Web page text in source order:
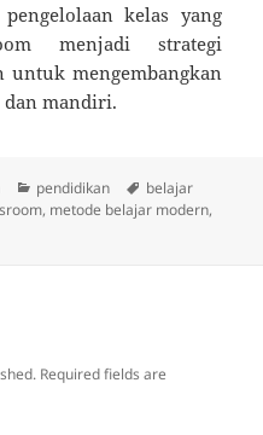
kelas yang
menjadi strategi
untuk mengembangkan
dan mandiri.
Categories
pendidikan Tags
belajar
, metode belajar modern,
Required fields are